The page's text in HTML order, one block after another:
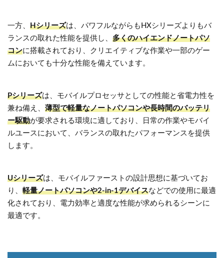
一方、 Hシリーズは、パワフルながらもHXシリーズよりもバ
ランスの取れた性能を提供し、 多くのハイエンドノートパソ
コンに搭載されており、クリエイティブな作業や一部のゲー
ムにおいても十分な性能を備えています。
Pシリーズは、モバイルプロセッサとしての性能と省電力性を
兼ね備え、 薄型で軽量なノートパソコンや長時間のバッテリ
ー駆動が要求される環境に適しており、日常の作業やモバイ
ルユースにおいて、バランスの取れたパフォーマンスを提供
します。
Uシリーズは、モバイルファーストの設計思想に基づいてお
り、 軽量ノートパソコンや2-in-1デバイスなどでの使用に最適
化されており、電力効率と適度な性能が求められるシーンに
最適です。